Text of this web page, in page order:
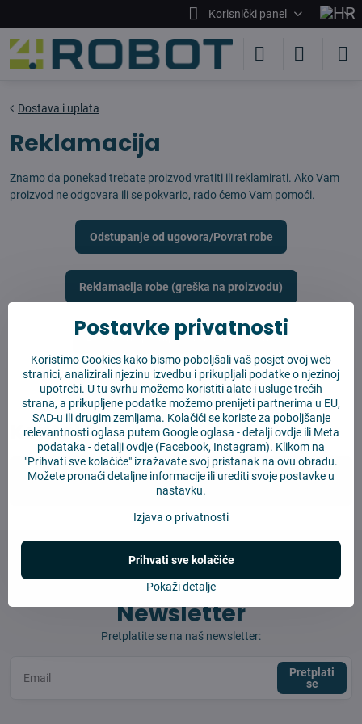
Korisnički panel
Dostava i uplata
Reklamacija
Znamo da ponekad trebate proizvod vratiti ili reklamirati. Ako Vam
proizvod ne odgovara ili se pokvario, rado ćemo Vam pomoći.
Odstupanje od ugovora/Povrat robe
Reklamacija robe (greška na proizvodu)
Besplatna promjena robe do 30 dana
Nekompletna pošiljka / Pogrešna roba
Kontakt
info​@4robot​.hr
Newsletter
Pretplatite se na naš newsletter:
Pretplati
se
Postavke privatnosti
Koristimo Cookies kako bismo poboljšali vaš posjet ovoj web
stranici, analizirali njezinu izvedbu i prikupljali podatke o njezinoj
upotrebi. U tu svrhu možemo koristiti alate i usluge trećih
strana, a prikupljene podatke možemo prenijeti partnerima u EU,
SAD-u ili drugim zemljama. Kolačići se koriste za poboljšanje
relevantnosti oglasa putem Google oglasa -detalji ovdjeili Meta
podataka -detalji ovdje (Facebook, Instagram). Klikom na
"Prihvati sve kolačiće" izražavate svoj pristanak na ovu obradu.
Možete pronaći detaljne informacije ili urediti svoje postavke u
nastavku.
Izjava o privatnosti
Pokaži detalje
Prihvati sve kolačiće